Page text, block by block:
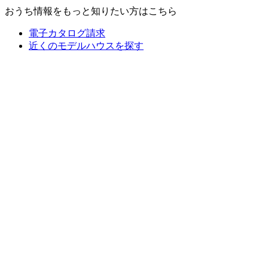
おうち情報をもっと知りたい方はこちら
電子カタログ請求
近くのモデルハウスを探す